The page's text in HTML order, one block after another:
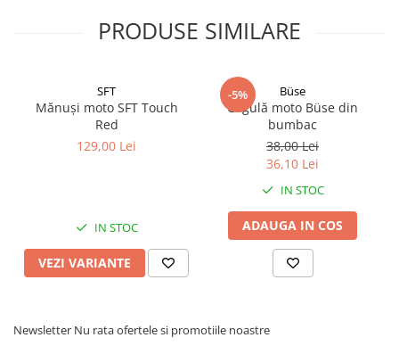
PRODUSE SIMILARE
SFT
Mănuși moto SFT Touch
Red
129,00 Lei
IN STOC
VEZI VARIANTE
-5% Büse
Cagulă moto Büse din
bumbac
38,00 Lei
36,10 Lei
IN STOC
ADAUGA IN COS
Newsletter Nu rata ofertele si promotiile noastre